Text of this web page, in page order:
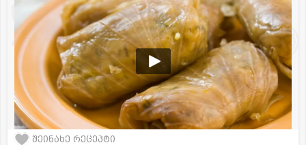
შეინახე რეცეპტი